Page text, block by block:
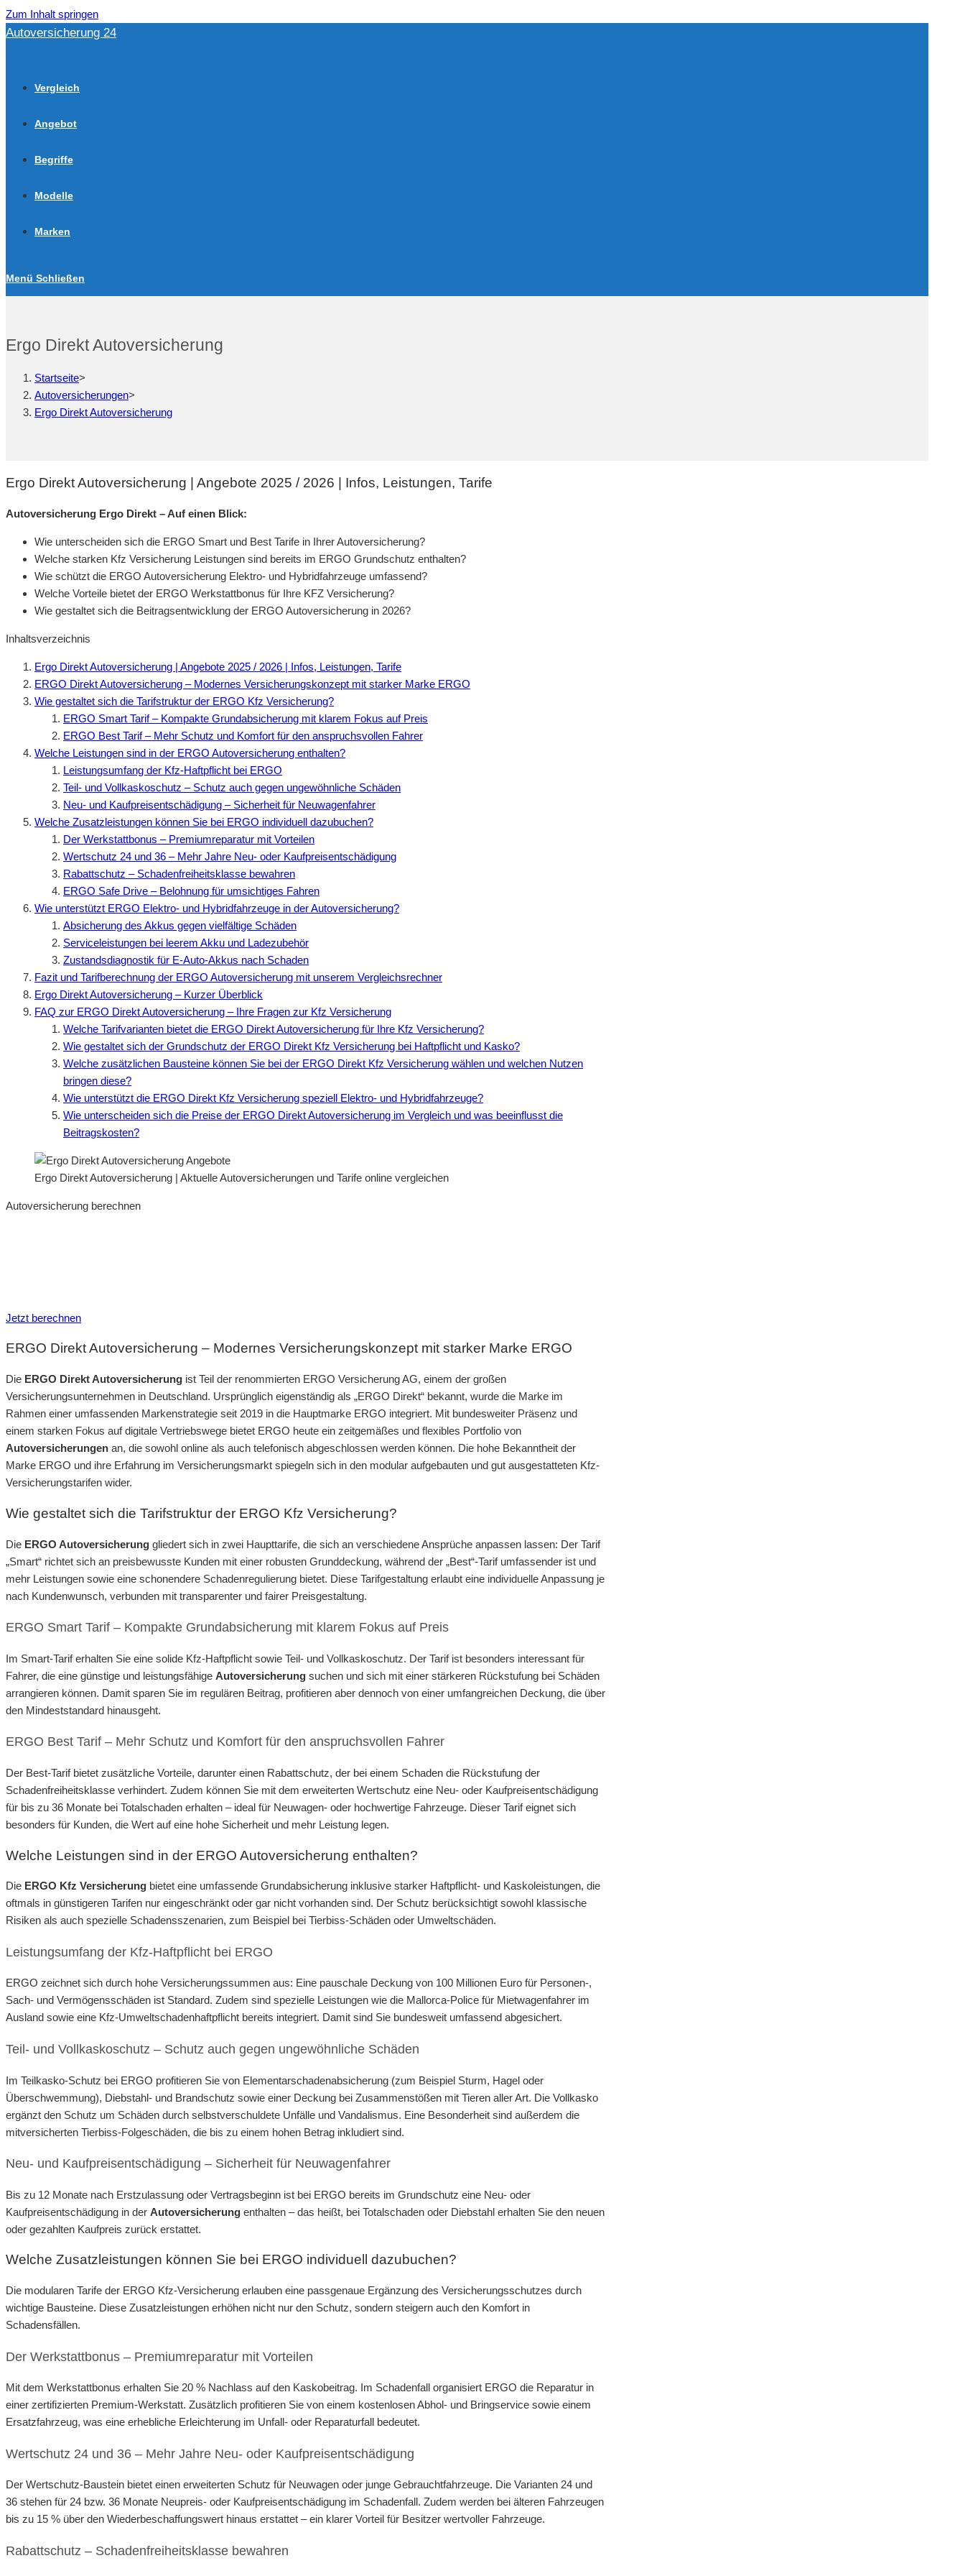
Zum Inhalt springen
Autoversicherung 24
Vergleich
Angebot
Begriffe
Modelle
Marken
Menü Schließen
Ergo Direkt Autoversicherung
Startseite>
Autoversicherungen>
Ergo Direkt Autoversicherung
Ergo Direkt Autoversicherung | Angebote 2025 / 2026 | Infos, Leistungen, Tarife
Autoversicherung Ergo Direkt – Auf einen Blick:
Wie unterscheiden sich die ERGO Smart und Best Tarife in Ihrer Autoversicherung?
Welche starken Kfz Versicherung Leistungen sind bereits im ERGO Grundschutz enthalten?
Wie schützt die ERGO Autoversicherung Elektro- und Hybridfahrzeuge umfassend?
Welche Vorteile bietet der ERGO Werkstattbonus für Ihre KFZ Versicherung?
Wie gestaltet sich die Beitragsentwicklung der ERGO Autoversicherung in 2026?
Inhaltsverzeichnis
Ergo Direkt Autoversicherung | Angebote 2025 / 2026 | Infos, Leistungen, Tarife
ERGO Direkt Autoversicherung – Modernes Versicherungskonzept mit starker Marke ERGO
Wie gestaltet sich die Tarifstruktur der ERGO Kfz Versicherung?
ERGO Smart Tarif – Kompakte Grundabsicherung mit klarem Fokus auf Preis
ERGO Best Tarif – Mehr Schutz und Komfort für den anspruchsvollen Fahrer
Welche Leistungen sind in der ERGO Autoversicherung enthalten?
Leistungsumfang der Kfz-Haftpflicht bei ERGO
Teil- und Vollkaskoschutz – Schutz auch gegen ungewöhnliche Schäden
Neu- und Kaufpreisentschädigung – Sicherheit für Neuwagenfahrer
Welche Zusatzleistungen können Sie bei ERGO individuell dazubuchen?
Der Werkstattbonus – Premiumreparatur mit Vorteilen
Wertschutz 24 und 36 – Mehr Jahre Neu- oder Kaufpreisentschädigung
Rabattschutz – Schadenfreiheitsklasse bewahren
ERGO Safe Drive – Belohnung für umsichtiges Fahren
Wie unterstützt ERGO Elektro- und Hybridfahrzeuge in der Autoversicherung?
Absicherung des Akkus gegen vielfältige Schäden
Serviceleistungen bei leerem Akku und Ladezubehör
Zustandsdiagnostik für E-Auto-Akkus nach Schaden
Fazit und Tarifberechnung der ERGO Autoversicherung mit unserem Vergleichsrechner
Ergo Direkt Autoversicherung – Kurzer Überblick
FAQ zur ERGO Direkt Autoversicherung – Ihre Fragen zur Kfz Versicherung
Welche Tarifvarianten bietet die ERGO Direkt Autoversicherung für Ihre Kfz Versicherung?
Wie gestaltet sich der Grundschutz der ERGO Direkt Kfz Versicherung bei Haftpflicht und Kasko?
Welche zusätzlichen Bausteine können Sie bei der ERGO Direkt Kfz Versicherung wählen und welchen Nutzen
bringen diese?
Wie unterstützt die ERGO Direkt Kfz Versicherung speziell Elektro- und Hybridfahrzeuge?
Wie unterscheiden sich die Preise der ERGO Direkt Autoversicherung im Vergleich und was beeinflusst die
Beitragskosten?
Ergo Direkt Autoversicherung | Aktuelle Autoversicherungen und Tarife online vergleichen
Autoversicherung berechnen
Jetzt berechnen
ERGO Direkt Autoversicherung – Modernes Versicherungskonzept mit starker Marke ERGO
Die ERGO Direkt Autoversicherung ist Teil der renommierten ERGO Versicherung AG, einem der großen
Versicherungsunternehmen in Deutschland. Ursprünglich eigenständig als „ERGO Direkt“ bekannt, wurde die Marke im
Rahmen einer umfassenden Markenstrategie seit 2019 in die Hauptmarke ERGO integriert. Mit bundesweiter Präsenz und
einem starken Fokus auf digitale Vertriebswege bietet ERGO heute ein zeitgemäßes und flexibles Portfolio von
Autoversicherungen an, die sowohl online als auch telefonisch abgeschlossen werden können. Die hohe Bekanntheit der
Marke ERGO und ihre Erfahrung im Versicherungsmarkt spiegeln sich in den modular aufgebauten und gut ausgestatteten Kfz-
Versicherungstarifen wider.
Wie gestaltet sich die Tarifstruktur der ERGO Kfz Versicherung?
Die ERGO Autoversicherung gliedert sich in zwei Haupttarife, die sich an verschiedene Ansprüche anpassen lassen: Der Tarif
„Smart“ richtet sich an preisbewusste Kunden mit einer robusten Grunddeckung, während der „Best“-Tarif umfassender ist und
mehr Leistungen sowie eine schonendere Schadenregulierung bietet. Diese Tarifgestaltung erlaubt eine individuelle Anpassung je
nach Kundenwunsch, verbunden mit transparenter und fairer Preisgestaltung.
ERGO Smart Tarif – Kompakte Grundabsicherung mit klarem Fokus auf Preis
Im Smart-Tarif erhalten Sie eine solide Kfz-Haftpflicht sowie Teil- und Vollkaskoschutz. Der Tarif ist besonders interessant für
Fahrer, die eine günstige und leistungsfähige Autoversicherung suchen und sich mit einer stärkeren Rückstufung bei Schäden
arrangieren können. Damit sparen Sie im regulären Beitrag, profitieren aber dennoch von einer umfangreichen Deckung, die über
den Mindeststandard hinausgeht.
ERGO Best Tarif – Mehr Schutz und Komfort für den anspruchsvollen Fahrer
Der Best-Tarif bietet zusätzliche Vorteile, darunter einen Rabattschutz, der bei einem Schaden die Rückstufung der
Schadenfreiheitsklasse verhindert. Zudem können Sie mit dem erweiterten Wertschutz eine Neu- oder Kaufpreisentschädigung
für bis zu 36 Monate bei Totalschaden erhalten – ideal für Neuwagen- oder hochwertige Fahrzeuge. Dieser Tarif eignet sich
besonders für Kunden, die Wert auf eine hohe Sicherheit und mehr Leistung legen.
Welche Leistungen sind in der ERGO Autoversicherung enthalten?
Die ERGO Kfz Versicherung bietet eine umfassende Grundabsicherung inklusive starker Haftpflicht- und Kaskoleistungen, die
oftmals in günstigeren Tarifen nur eingeschränkt oder gar nicht vorhanden sind. Der Schutz berücksichtigt sowohl klassische
Risiken als auch spezielle Schadensszenarien, zum Beispiel bei Tierbiss-Schäden oder Umweltschäden.
Leistungsumfang der Kfz-Haftpflicht bei ERGO
ERGO zeichnet sich durch hohe Versicherungssummen aus: Eine pauschale Deckung von 100 Millionen Euro für Personen-,
Sach- und Vermögensschäden ist Standard. Zudem sind spezielle Leistungen wie die Mallorca-Police für Mietwagenfahrer im
Ausland sowie eine Kfz-Umweltschadenhaftpflicht bereits integriert. Damit sind Sie bundesweit umfassend abgesichert.
Teil- und Vollkaskoschutz – Schutz auch gegen ungewöhnliche Schäden
Im Teilkasko-Schutz bei ERGO profitieren Sie von Elementarschadenabsicherung (zum Beispiel Sturm, Hagel oder
Überschwemmung), Diebstahl- und Brandschutz sowie einer Deckung bei Zusammenstößen mit Tieren aller Art. Die Vollkasko
ergänzt den Schutz um Schäden durch selbstverschuldete Unfälle und Vandalismus. Eine Besonderheit sind außerdem die
mitversicherten Tierbiss-Folgeschäden, die bis zu einem hohen Betrag inkludiert sind.
Neu- und Kaufpreisentschädigung – Sicherheit für Neuwagenfahrer
Bis zu 12 Monate nach Erstzulassung oder Vertragsbeginn ist bei ERGO bereits im Grundschutz eine Neu- oder
Kaufpreisentschädigung in der Autoversicherung enthalten – das heißt, bei Totalschaden oder Diebstahl erhalten Sie den neuen
oder gezahlten Kaufpreis zurück erstattet.
Welche Zusatzleistungen können Sie bei ERGO individuell dazubuchen?
Die modularen Tarife der ERGO Kfz-Versicherung erlauben eine passgenaue Ergänzung des Versicherungsschutzes durch
wichtige Bausteine. Diese Zusatzleistungen erhöhen nicht nur den Schutz, sondern steigern auch den Komfort in
Schadensfällen.
Der Werkstattbonus – Premiumreparatur mit Vorteilen
Mit dem Werkstattbonus erhalten Sie 20 % Nachlass auf den Kaskobeitrag. Im Schadenfall organisiert ERGO die Reparatur in
einer zertifizierten Premium-Werkstatt. Zusätzlich profitieren Sie von einem kostenlosen Abhol- und Bringservice sowie einem
Ersatzfahrzeug, was eine erhebliche Erleichterung im Unfall- oder Reparaturfall bedeutet.
Wertschutz 24 und 36 – Mehr Jahre Neu- oder Kaufpreisentschädigung
Der Wertschutz-Baustein bietet einen erweiterten Schutz für Neuwagen oder junge Gebrauchtfahrzeuge. Die Varianten 24 und
36 stehen für 24 bzw. 36 Monate Neupreis- oder Kaufpreisentschädigung im Schadenfall. Zudem werden bei älteren Fahrzeugen
bis zu 15 % über den Wiederbeschaffungswert hinaus erstattet – ein klarer Vorteil für Besitzer wertvoller Fahrzeuge.
Rabattschutz – Schadenfreiheitsklasse bewahren